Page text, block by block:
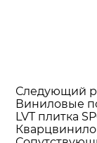
Следующий
Виниловые
LVT плитка